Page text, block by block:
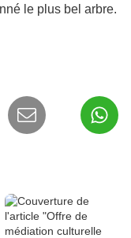
le plus bel arbre.